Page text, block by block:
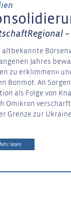
–
altbekannte
Jahres
zu erklimmen»
Bonmot: An
als Folge von
Omikron
Grenze zur
lesen